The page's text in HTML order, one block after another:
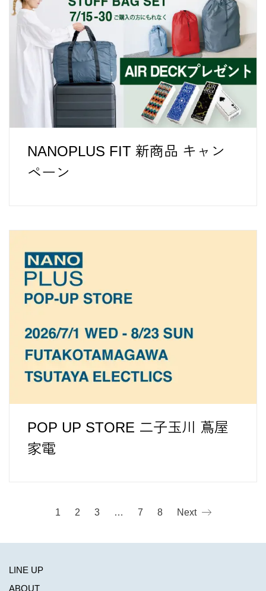
NANOPLUS FIT 新商品 キャン
ペーン
POP UP STORE 二子玉川 蔦屋
家電
1 2 3 … 7 8 Next
LINE UP
ABOUT